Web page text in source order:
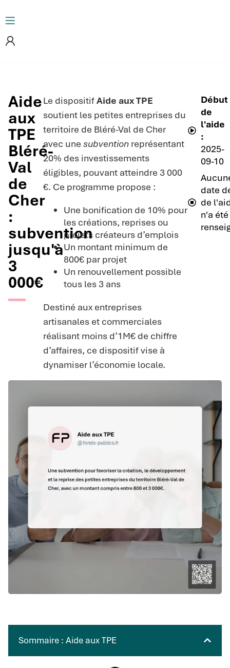
Aide
aux
TPE
Bléré-
Val
de
Cher
:
subvention
jusqu'à
3
000€
Le dispositifAide aux TPE
soutient les petites entreprises du
territoire de Bléré-Val de Cher
avec une subventionreprésentant
20% des investissements
éligibles, pouvant atteindre 3 000
€. Ce programme propose :
Une bonification de 10% pour
les créations, reprises ou
projets créateurs d’emplois
Un montant minimum de
800€ par projet
Un renouvellement possible
tous les 3 ans
Destiné aux entreprises
artisanales et commerciales
réalisant moins d’1M€ de chiffre
d’affaires, ce dispositif vise à
dynamiser l’économie locale.
Début
de
l'aide
:
2025-
09-10
date
de
n'a été
Sommaire : Aide aux TPE